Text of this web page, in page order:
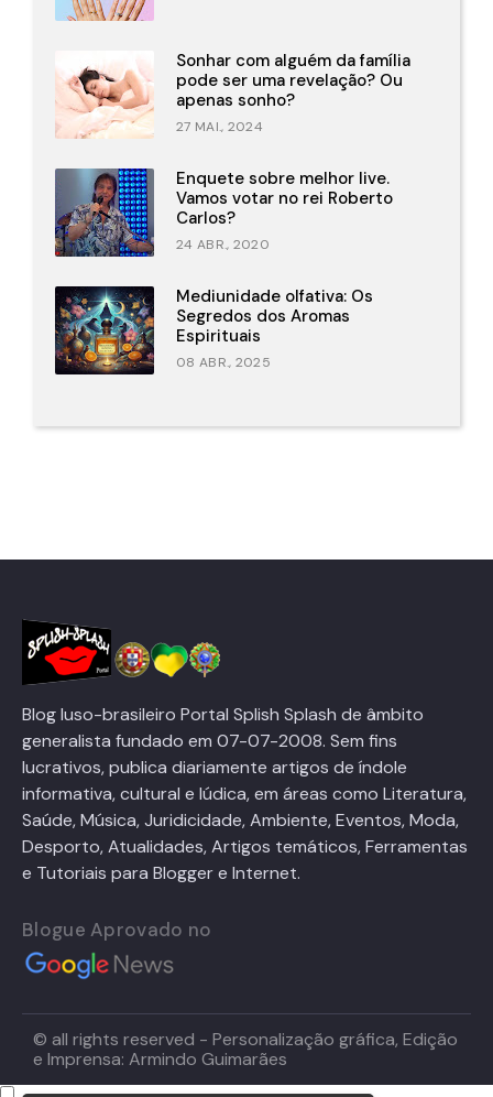
Sonhar com alguém da família
pode ser uma revelação? Ou
apenas sonho?
27 MAI., 2024
Enquete sobre melhor live.
Vamos votar no rei Roberto
Carlos?
24 ABR., 2020
Mediunidade olfativa: Os
Segredos dos Aromas
Espirituais
08 ABR., 2025
Blog luso-brasileiro Portal Splish Splash de âmbito
generalista fundado em 07-07-2008. Sem fins
lucrativos, publica diariamente artigos de índole
informativa, cultural e lúdica, em áreas como Literatura,
Saúde, Música, Juridicidade, Ambiente, Eventos, Moda,
Desporto, Atualidades, Artigos temáticos, Ferramentas
e Tutoriais para Blogger e Internet.
Blogue Aprovado no
© all rights reserved - Personalização gráfica, Edição
e Imprensa: Armindo Guimarães